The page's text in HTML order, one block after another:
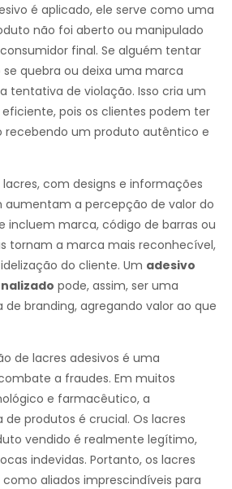
é aplicado, ele serve como uma
não foi aberto ou manipulado
final. Se alguém tentar
quebra ou deixa uma marca
tentativa de violação. Isso cria um
pois os clientes podem ter
recebendo um produto autêntico e
com designs e informações
a percepção de valor do
incluem marca, código de barras ou
tornam a marca mais reconhecível,
do cliente. Um adesivo
pode, assim, ser uma
branding, agregando valor ao que
de lacres adesivos é uma
a fraudes. Em muitos
e farmacêutico, a
produtos é crucial. Os lacres
vendido é realmente legítimo,
indevidas. Portanto, os lacres
aliados imprescindíveis para